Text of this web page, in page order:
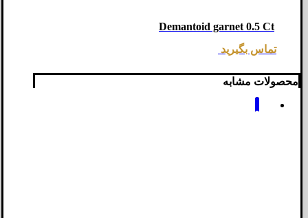
Demantoid garnet 0.5 Ct
تماس بگیرید
محصولات مشابه